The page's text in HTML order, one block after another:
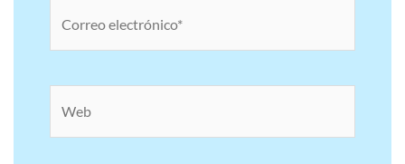
electrónico*